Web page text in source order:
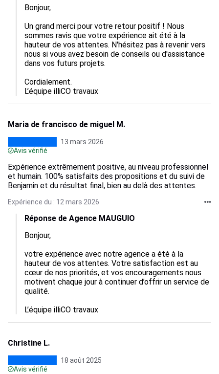
Bonjour,
Un grand merci pour votre retour positif ! Nous
sommes ravis que votre expérience ait été à la
hauteur de vos attentes. N'hésitez pas à revenir vers
nous si vous avez besoin de conseils ou d'assistance
dans vos futurs projets.
Cordialement.
L’équipe illiCO travaux
Maria de francisco de miguel M.
13 mars 2026
Avis vérifié
Expérience extrêmement positive, au niveau professionnel
et humain. 100% satisfaits des propositions et du suivi de
Benjamin et du résultat final, bien au delà des attentes.
Expérience du : 12 mars 2026
Réponse de Agence MAUGUIO
Bonjour,
votre expérience avec notre agence a été à la
hauteur de vos attentes. Votre satisfaction est au
cœur de nos priorités, et vos encouragements nous
motivent chaque jour à continuer d’offrir un service de
qualité.
L’équipe illiCO travaux
Christine L.
18 août 2025
Avis vérifié